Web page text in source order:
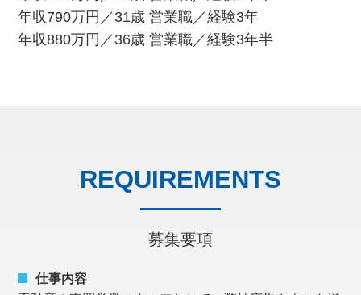
年収790万円／31歳 営業職／経験3年
年収880万円／36歳 営業職／経験3年半
REQUIREMENTS
募集要項
仕事内容